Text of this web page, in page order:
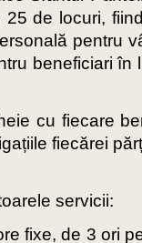
de locuri,
pentru
beneficiari
cu fiecare
fiecărei
servicii:
fixe, de 3 ori